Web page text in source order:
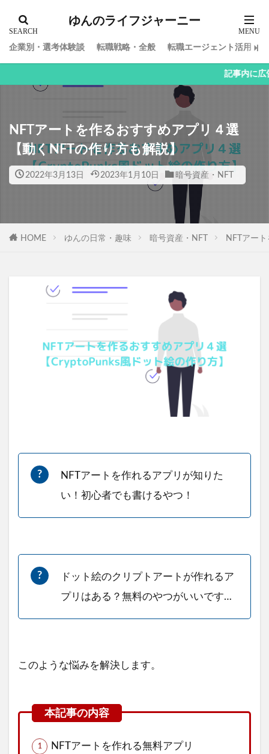
ゆんのライフジャーニー
企業別・選考体験談 転職戦略・全般 転職エージェント活用
記事内に広告を含みます
NFTアートを作るおすすめアプリ４選
【動くNFTの作り方も解説】
2022年3月13日 2023年1月10日 暗号資産・NFT
HOME ゆんの日常・趣味 暗号資産・NFT NFTアー
NFTアートを作れるアプリが知りた
い！初心者でも書けるやつ！
ドット絵のクリプトアートが作れるア
プリはある？無料のやつがいいです…
このような悩みを解決します。
NFTアートを作れる無料アプリ